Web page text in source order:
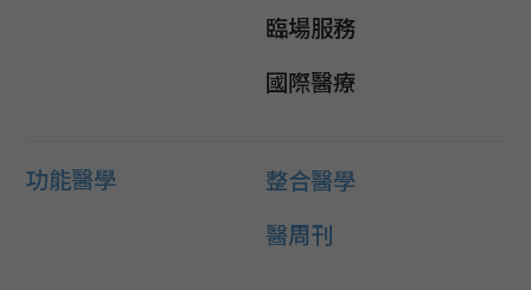
臨場服務
國際醫療
功能醫學
整合醫學
醫周刊